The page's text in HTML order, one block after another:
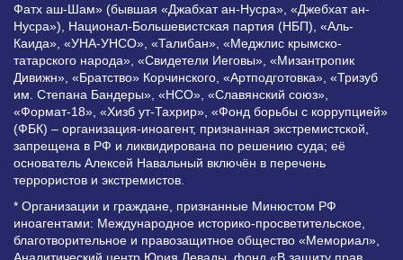
Фатх аш-Шам» (бывшая «Джабхат ан-Нусра», «Джебхат ан-
Нусра»), Национал-Большевистская партия (НБП), «Аль-
Каида», «УНА-УНСО», «Талибан», «Меджлис крымско-
татарского народа», «Свидетели Иеговы», «Мизантропик
Дивижн», «Братство» Корчинского, «Артподготовка», «Тризуб
им. Степана Бандеры», «НСО», «Славянский союз»,
«Формат-18», «Хизб ут-Тахрир», «Фонд борьбы с коррупцией»
(ФБК) – организация-иноагент, признанная экстремистской,
запрещена в РФ и ликвидирована по решению суда; её
основатель Алексей Навальный включён в перечень
террористов и экстремистов.
* Организации и граждане, признанные Минюстом РФ
иноагентами: Международное историко-просветительское,
благотворительное и правозащитное общество «Мемориал»,